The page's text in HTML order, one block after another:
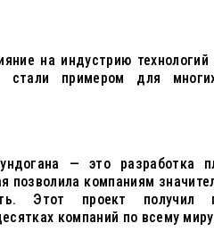
на индустрию
стали примером для
— это разработка
позволила компаниям
Этот проект получил
компаний по всему